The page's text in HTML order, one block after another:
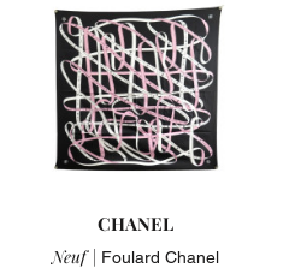
CHANEL
Neuf | Foulard Chanel